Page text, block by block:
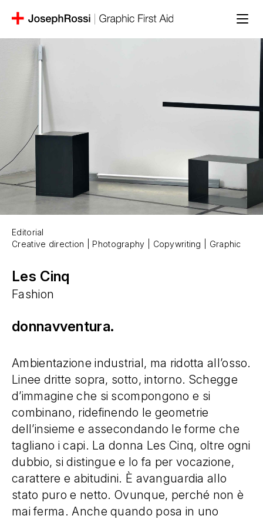
Editorial
Creative direction | Photography | Copywriting | Graphic
Les Cinq
Fashion
donnavventura.
Ambientazione industrial, ma ridotta all’osso.
Linee dritte sopra, sotto, intorno. Schegge
d’immagine che si scompongono e si
combinano, ridefinendo le geometrie
dell’insieme e assecondando le forme che
tagliano i capi. La donna Les Cinq, oltre ogni
dubbio, si distingue e lo fa per vocazione,
carattere e abitudini. È avanguardia allo
stato puro e netto. Ovunque, perché non è
mai ferma. Anche quando posa in uno